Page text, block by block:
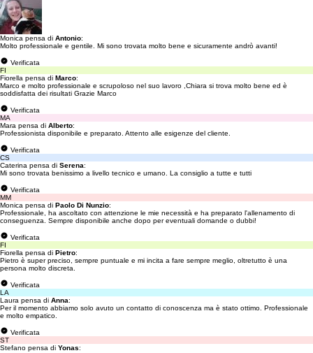
Monica pensa di Antonio:
Molto professionale e gentile. Mi sono trovata molto bene e sicuramente andrò avanti!
Verificata
FI
Fiorella pensa di Marco:
Marco e molto professionale e scrupoloso nel suo lavoro ,Chiara si trova molto bene ed è
soddisfatta dei risultati Grazie Marco
Verificata
MA
Mara pensa di Alberto:
Professionista disponibile e preparato. Attento alle esigenze del cliente.
Verificata
CS
Caterina pensa di Serena:
Mi sono trovata benissimo a livello tecnico e umano. La consiglio a tutte e tutti
Verificata
MM
Monica pensa di Paolo Di Nunzio:
Professionale, ha ascoltato con attenzione le mie necessità e ha preparato l'allenamento di
conseguenza. Sempre disponibile anche dopo per eventuali domande o dubbi!
Verificata
FI
Fiorella pensa di Pietro:
Pietro è super preciso, sempre puntuale e mi incita a fare sempre meglio, oltretutto è una
persona molto discreta.
Verificata
LA
Laura pensa di Anna:
Per il momento abbiamo solo avuto un contatto di conoscenza ma è stato ottimo. Professionale
e molto empatico.
Verificata
ST
Stefano pensa di Yonas: